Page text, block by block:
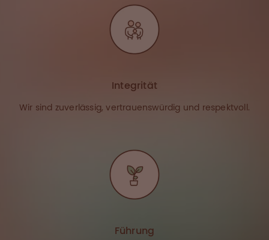
Integrität
Wir sind zuverlässig, vertrauenswürdig und respektvoll.
Führung